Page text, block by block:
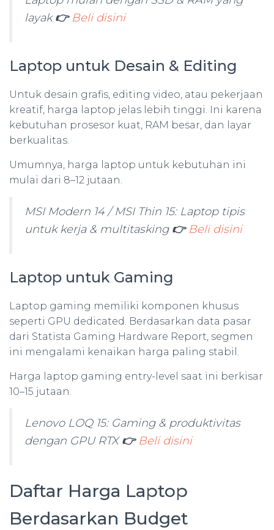
layak👉 Beli disini
Laptop untuk Desain & Editing
Untuk desain grafis, editing video, atau pekerjaan
kreatif, harga laptop jelas lebih tinggi. Ini karena
kebutuhan prosesor kuat, RAM besar, dan layar
berkualitas.
Umumnya, harga laptop untuk kebutuhan ini
mulai dari 8–12 jutaan.
MSI Modern 14 / MSI Thin 15: Laptop tipis
untuk kerja & multitasking👉 Beli disini
Laptop untuk Gaming
Laptop gaming memiliki komponen khusus
seperti GPU dedicated. Berdasarkan data pasar
dari Statista Gaming Hardware Report, segmen
ini mengalami kenaikan harga paling stabil.
Harga laptop gaming entry-level saat ini berkisar
10–15 jutaan.
Lenovo LOQ 15: Gaming & produktivitas
dengan GPU RTX👉 Beli disini
Daftar Harga Laptop
Berdasarkan Budget